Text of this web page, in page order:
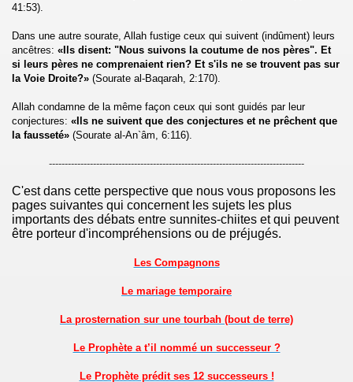
41:53).
Dans une autre sourate, Allah fustige ceux qui suivent (indûment) leurs
ancêtres: «Ils disent: "Nous suivons la coutume de nos pères". Et
si leurs pères ne comprenaient rien? Et s'ils ne se trouvent pas sur
la Voie Droite?» (Sourate al-Baqarah, 2:170).
Allah condamne de la même façon ceux qui sont guidés par leur
conjectures: «Ils ne suivent que des conjectures et ne prêchent que
la fausseté» (Sourate al-An`âm, 6:116).
---------------------------------------------------------------------------------
C'est dans cette perspective que nous vous proposons les
pages suivantes qui concernent les sujets les plus
importants des débats entre sunnites-chiites et qui peuvent
être porteur d'incompréhensions ou de préjugés.
Les Compagnons
Le mariage temporaire
La prosternation sur une tourbah (bout de terre)
Le Prophète a t’il nommé un successeur ?
Le Prophète prédit ses 12 successeurs !
un savant sunnite et chiite)